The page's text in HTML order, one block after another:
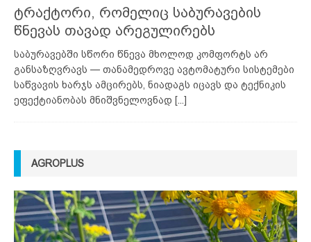
ტრაქტორი, რომელიც საბურავების
წნევას თავად არეგულირებს
საბურავებში სწორი წნევა მხოლოდ კომფორტს არ
განსაზღვრავს — თანამედროვე ავტომატური სისტემები
საწვავის ხარჯს ამცირებს, ნიადაგს იცავს და ტექნიკის
ეფექტიანობას მნიშვნელოვნად [...]
AGROPLUS